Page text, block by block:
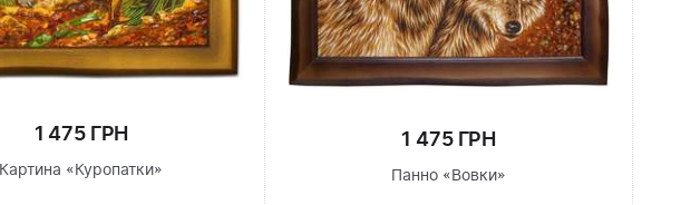
1 475 ГРН
Картина «Куропатки»
1 475 ГРН
Панно «Вовки»